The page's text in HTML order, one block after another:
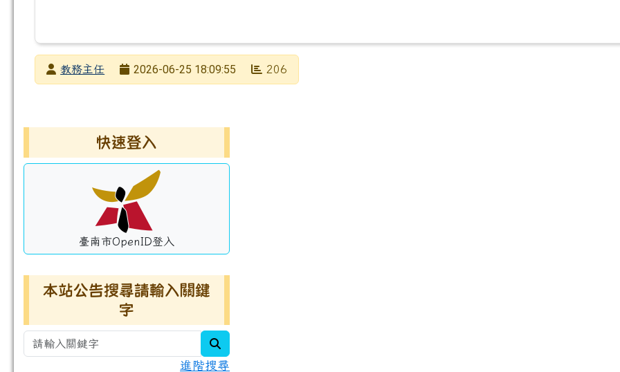
發布者教務主任
2026-06-25 18:09:55 206
左邊區域內容
快速登入
臺南市OpenID登入
本站公告搜尋請輸入關鍵
字
進階搜尋